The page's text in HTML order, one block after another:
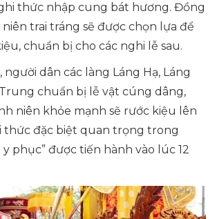
thức nhập cung bát hương. Đồng
trai tráng sẽ được chọn lựa để
chuẩn bị cho các nghi lễ sau.
người dân các làng Láng Hạ, Láng
chuẩn bị lễ vật cúng dâng,
niên khỏe mạnh sẽ rước kiệu lên
thức đặc biệt quan trọng trong
y phục” được tiến hành vào lúc 12